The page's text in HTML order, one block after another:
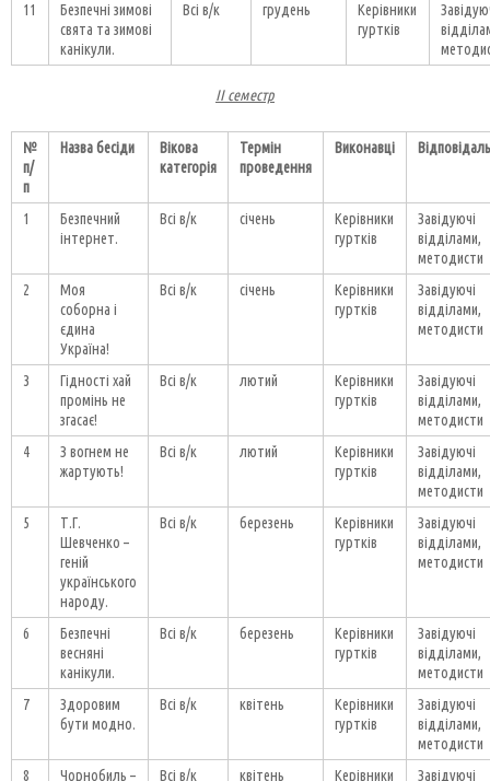
11
Безпечні зимові
свята та зимові
канікули.
Всі в/к грудень
Керівники
гуртків
ІІ семестр
№
п/
п
Назва бесіди
Вікова
категорія
Термін
проведення
Виконавці
1
Безпечний
інтернет.
Всі в/к січень
Керівники
гуртків
Завідуючі
відділами,
методисти
2
Моя
соборна і
єдина
Україна!
Всі в/к січень
Керівники
гуртків
Завідуючі
відділами,
методисти
3
Гідності хай
промінь не
згасає!
Всі в/к лютий
Керівники
гуртків
Завідуючі
відділами,
методисти
4
З вогнем не
жартують!
Всі в/к лютий
Керівники
гуртків
Завідуючі
відділами,
методисти
5
Т.Г.
Шевченко –
геній
українського
народу.
Всі в/к березень
Керівники
гуртків
Завідуючі
відділами,
методисти
6
Безпечні
весняні
канікули.
Всі в/к березень
Керівники
гуртків
Завідуючі
відділами,
методисти
7
Здоровим
бути модно.
Всі в/к квітень
Керівники
гуртків
Завідуючі
відділами,
методисти
8
Чорнобиль – Всі в/к квітень Керівники Завідуючі